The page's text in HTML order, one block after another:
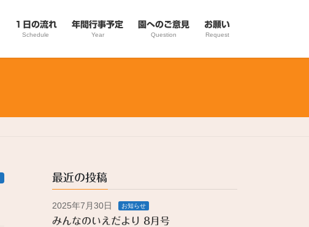
１日の流れ
Schedule
年間行事予定
Year
園へのご意見
Question
お願い
Request
最近の投稿
2025年7月30日 お知らせ
みんなのいえだより 8月号